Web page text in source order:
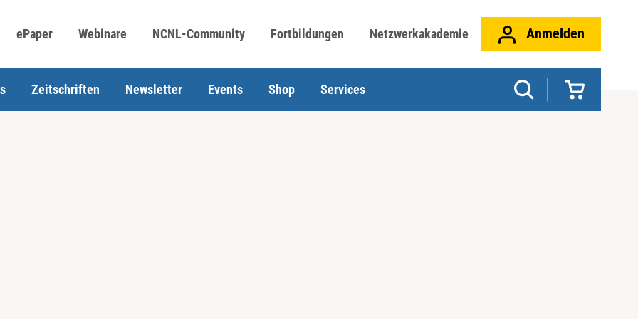
ePaper Webinare NCNL-Community Fortbildungen Netzwerkakademie Anmelden
Zeitschriften Newsletter Events Shop Services